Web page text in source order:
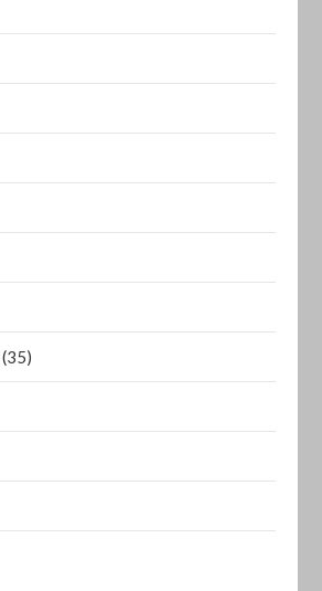
(35)